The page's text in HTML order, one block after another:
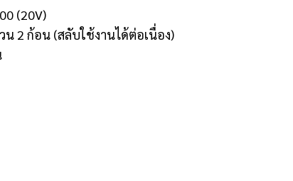
(20V)
น 2 ก้อน (สลับใช้งานได้ต่อเนื่อง)